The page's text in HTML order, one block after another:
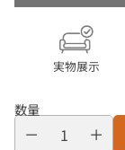
実物展示
数量